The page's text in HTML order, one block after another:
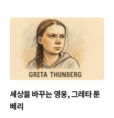
세상을 바꾸는 영웅, 그레타 툰
베리